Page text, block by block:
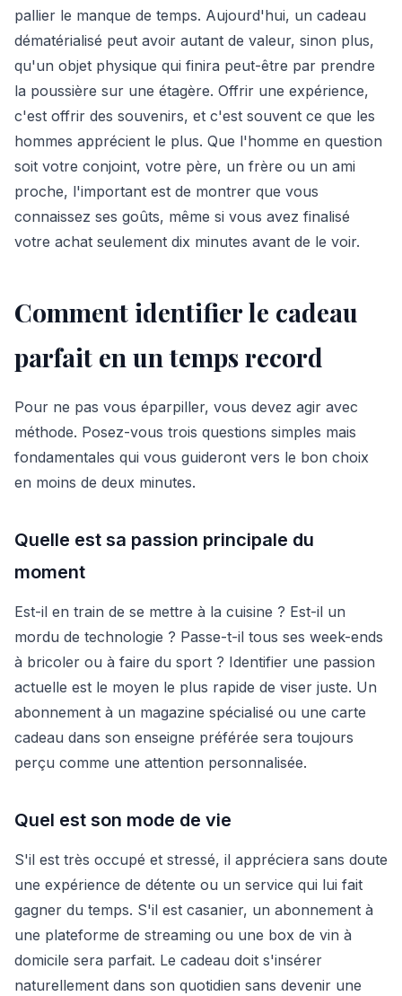
pallier le manque de temps. Aujourd'hui, un cadeau
dématérialisé peut avoir autant de valeur, sinon plus,
qu'un objet physique qui finira peut-être par prendre
la poussière sur une étagère. Offrir une expérience,
c'est offrir des souvenirs, et c'est souvent ce que les
hommes apprécient le plus. Que l'homme en question
soit votre conjoint, votre père, un frère ou un ami
proche, l'important est de montrer que vous
connaissez ses goûts, même si vous avez finalisé
votre achat seulement dix minutes avant de le voir.
Comment identifier le cadeau
parfait en un temps record
Pour ne pas vous éparpiller, vous devez agir avec
méthode. Posez-vous trois questions simples mais
fondamentales qui vous guideront vers le bon choix
en moins de deux minutes.
Quelle est sa passion principale du
moment
Est-il en train de se mettre à la cuisine ? Est-il un
mordu de technologie ? Passe-t-il tous ses week-ends
à bricoler ou à faire du sport ? Identifier une passion
actuelle est le moyen le plus rapide de viser juste. Un
abonnement à un magazine spécialisé ou une carte
cadeau dans son enseigne préférée sera toujours
perçu comme une attention personnalisée.
Quel est son mode de vie
S'il est très occupé et stressé, il appréciera sans doute
une expérience de détente ou un service qui lui fait
gagner du temps. S'il est casanier, un abonnement à
une plateforme de streaming ou une box de vin à
domicile sera parfait. Le cadeau doit s'insérer
naturellement dans son quotidien sans devenir une